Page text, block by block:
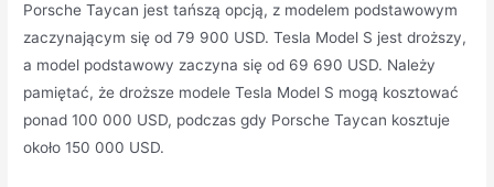
Porsche Taycan jest tańszą opcją, z modelem podstawowym
zaczynającym się od 79 900 USD. Tesla Model S jest droższy,
a model podstawowy zaczyna się od 69 690 USD. Należy
pamiętać, że droższe modele Tesla Model S mogą kosztować
ponad 100 000 USD, podczas gdy Porsche Taycan kosztuje
około 150 000 USD.